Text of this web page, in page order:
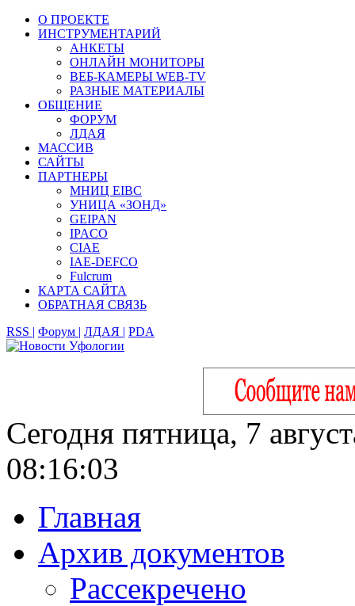
О ПРОЕКТЕ
ИНСТРУМЕНТАРИЙ
АНКЕТЫ
ОНЛАЙН МОНИТОРЫ
ВЕБ-КАМЕРЫ WEB-TV
РАЗНЫЕ МАТЕРИАЛЫ
ОБЩЕНИЕ
ФОРУМ
ЛДАЯ
МАССИВ
САЙТЫ
ПАРТНЕРЫ
МНИЦ EIBC
УНИЦА «ЗОНД»
GEIPAN
IPACO
CIAE
IAE-DEFCO
Fulcrum
КАРТА САЙТА
ОБРАТНАЯ СВЯЗЬ
RSS | Форум | ЛДАЯ | PDA
Сегодня пятница, 7
08:16:04
Главная
Архив документов
Рассекречено